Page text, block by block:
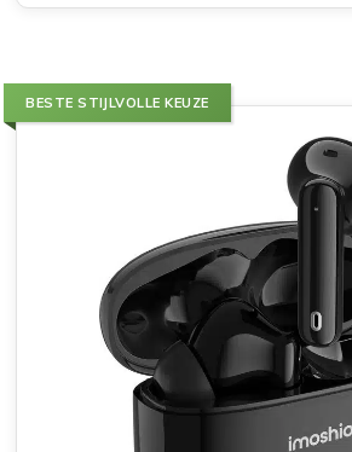
BESTE STIJLVOLLE KEUZE